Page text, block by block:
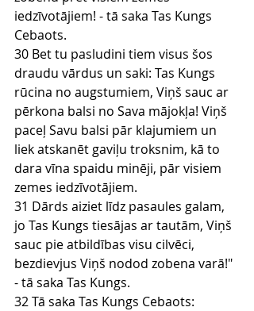
iedzīvotājiem! - tā saka Tas Kungs
Cebaots.
30 Bet tu pasludini tiem visus šos
draudu vārdus un saki: Tas Kungs
rūcina no augstumiem, Viņš sauc ar
pērkona balsi no Sava mājokļa! Viņš
paceļ Savu balsi pār klajumiem un
liek atskanēt gaviļu troksnim, kā to
dara vīna spaidu minēji, pār visiem
zemes iedzīvotājiem.
31 Dārds aiziet līdz pasaules galam,
jo Tas Kungs tiesājas ar tautām, Viņš
sauc pie atbildības visu cilvēci,
bezdievjus Viņš nodod zobena varā!"
- tā saka Tas Kungs.
32 Tā saka Tas Kungs Cebaots: